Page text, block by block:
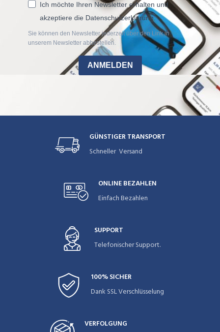
Ich möchte Ihren Newsletter erhalten und
akzeptiere die Datenschutzerklärung.
Sie können den Newsletter jederzeit über den Link in
unserem Newsletter abbestellen.
ANMELDEN
GÜNSTIGER TRANSPORT
Schneller Versand
ONLINE BEZAHLEN
Einfach Bezahlen
SUPPORT
Telefonischer Support.
100% SICHER
Dank SSL Verschlüsselung
VERFOLGUNG